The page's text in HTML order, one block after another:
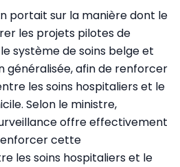
portait sur la manière dont le
les projets pilotes de
système de soins belge et
généralisée, afin de renforcer
les soins hospitaliers et le
Selon le ministre,
offre effectivement
cette
les soins hospitaliers et le